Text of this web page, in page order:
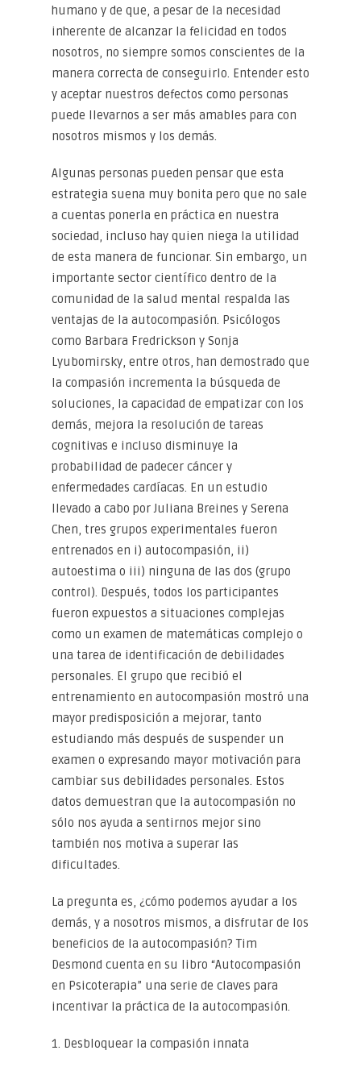
humano y de que, a pesar de la necesidad
inherente de alcanzar la felicidad en todos
nosotros, no siempre somos conscientes de la
manera correcta de conseguirlo. Entender esto
y aceptar nuestros defectos como personas
puede llevarnos a ser más amables para con
nosotros mismos y los demás.
Algunas personas pueden pensar que esta
estrategia suena muy bonita pero que no sale
a cuentas ponerla en práctica en nuestra
sociedad, incluso hay quien niega la utilidad
de esta manera de funcionar. Sin embargo, un
importante sector científico dentro de la
comunidad de la salud mental respalda las
ventajas de la autocompasión. Psicólogos
como Barbara Fredrickson y Sonja
Lyubomirsky, entre otros, han demostrado que
la compasión incrementa la búsqueda de
soluciones, la capacidad de empatizar con los
demás, mejora la resolución de tareas
cognitivas e incluso disminuye la
probabilidad de padecer cáncer y
enfermedades cardíacas. En un estudio
llevado a cabo por Juliana Breines y Serena
Chen, tres grupos experimentales fueron
entrenados en i) autocompasión, ii)
autoestima o iii) ninguna de las dos (grupo
control). Después, todos los participantes
fueron expuestos a situaciones complejas
como un examen de matemáticas complejo o
una tarea de identificación de debilidades
personales. El grupo que recibió el
entrenamiento en autocompasión mostró una
mayor predisposición a mejorar, tanto
estudiando más después de suspender un
examen o expresando mayor motivación para
cambiar sus debilidades personales. Estos
datos demuestran que la autocompasión no
sólo nos ayuda a sentirnos mejor sino
también nos motiva a superar las
dificultades.
La pregunta es, ¿cómo podemos ayudar a los
demás, y a nosotros mismos, a disfrutar de los
beneficios de la autocompasión? Tim
Desmond cuenta en su libro “Autocompasión
en Psicoterapia” una serie de claves para
incentivar la práctica de la autocompasión.
1. Desbloquear la compasión innata